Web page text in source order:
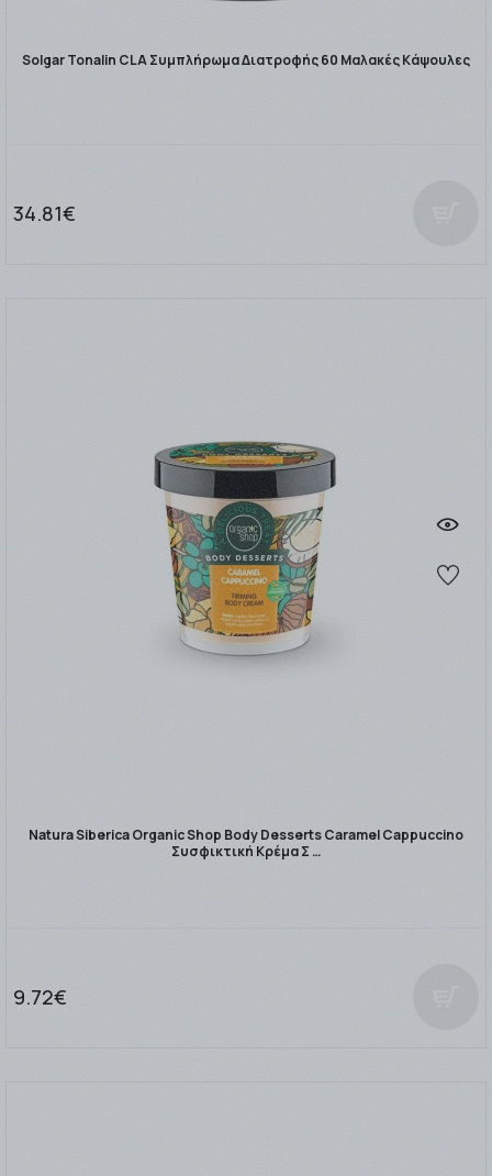
Solgar Tonalin CLA Συμπλήρωμα Διατροφής 60 Μαλακές Κάψουλες
34.81€
Natura Siberica Organic Shop Body Desserts Caramel Cappuccino
Συσφικτική Κρέμα Σ …
9.72€